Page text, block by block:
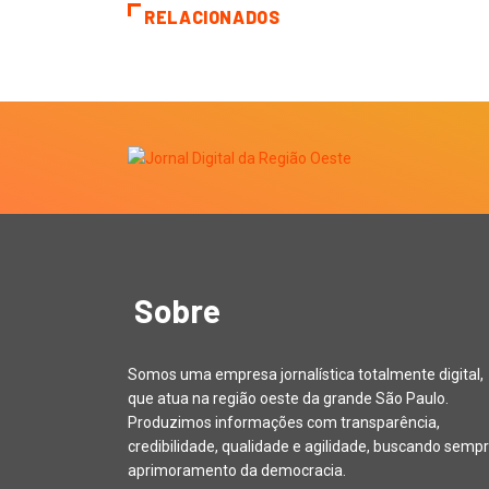
RELACIONADOS
Sobre
Somos uma empresa jornalística totalmente digital,
que atua na região oeste da grande São Paulo.
Produzimos informações com transparência,
credibilidade, qualidade e agilidade, buscando
aprimoramento da democracia.